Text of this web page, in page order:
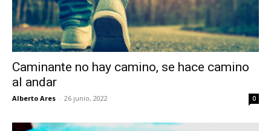
Caminante no hay camino, se hace camino
al andar
Alberto Ares - 26 junio, 2022 0